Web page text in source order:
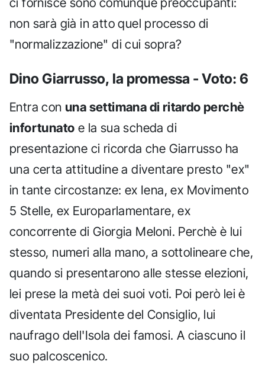
non sarà già in atto quel processo di
"normalizzazione" di cui sopra?
Dino Giarrusso, la promessa - Voto: 6
Entra con una settimana di ritardo perchè
infortunato e la sua scheda di
presentazione ci ricorda che Giarrusso ha
una certa attitudine a diventare presto "ex"
in tante circostanze: ex Iena, ex Movimento
5 Stelle, ex Europarlamentare, ex
concorrente di Giorgia Meloni. Perchè è lui
stesso, numeri alla mano, a sottolineare che,
quando si presentarono alle stesse elezioni,
lei prese la metà dei suoi voti. Poi però lei è
diventata Presidente del Consiglio, lui
naufrago dell'Isola dei famosi. A ciascuno il
suo palcoscenico.